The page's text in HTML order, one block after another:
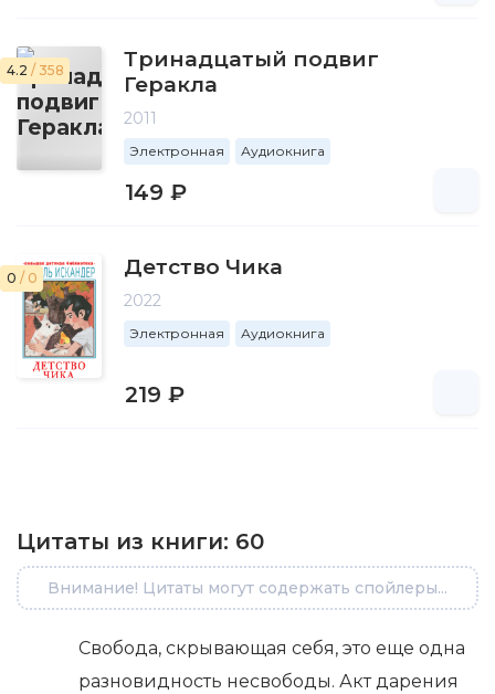
4.2 / 358
Тринадцатый подвиг
Геракла
2011
Электронная Аудиокнига
149 ₽
0 / 0 Детство Чика
2022
Электронная Аудиокнига
219 ₽
Цитаты из книги: 60
Внимание! Цитаты могут содержать спойлеры...
Свобода, скрывающая себя, это еще одна
разновидность несвободы. Акт дарения